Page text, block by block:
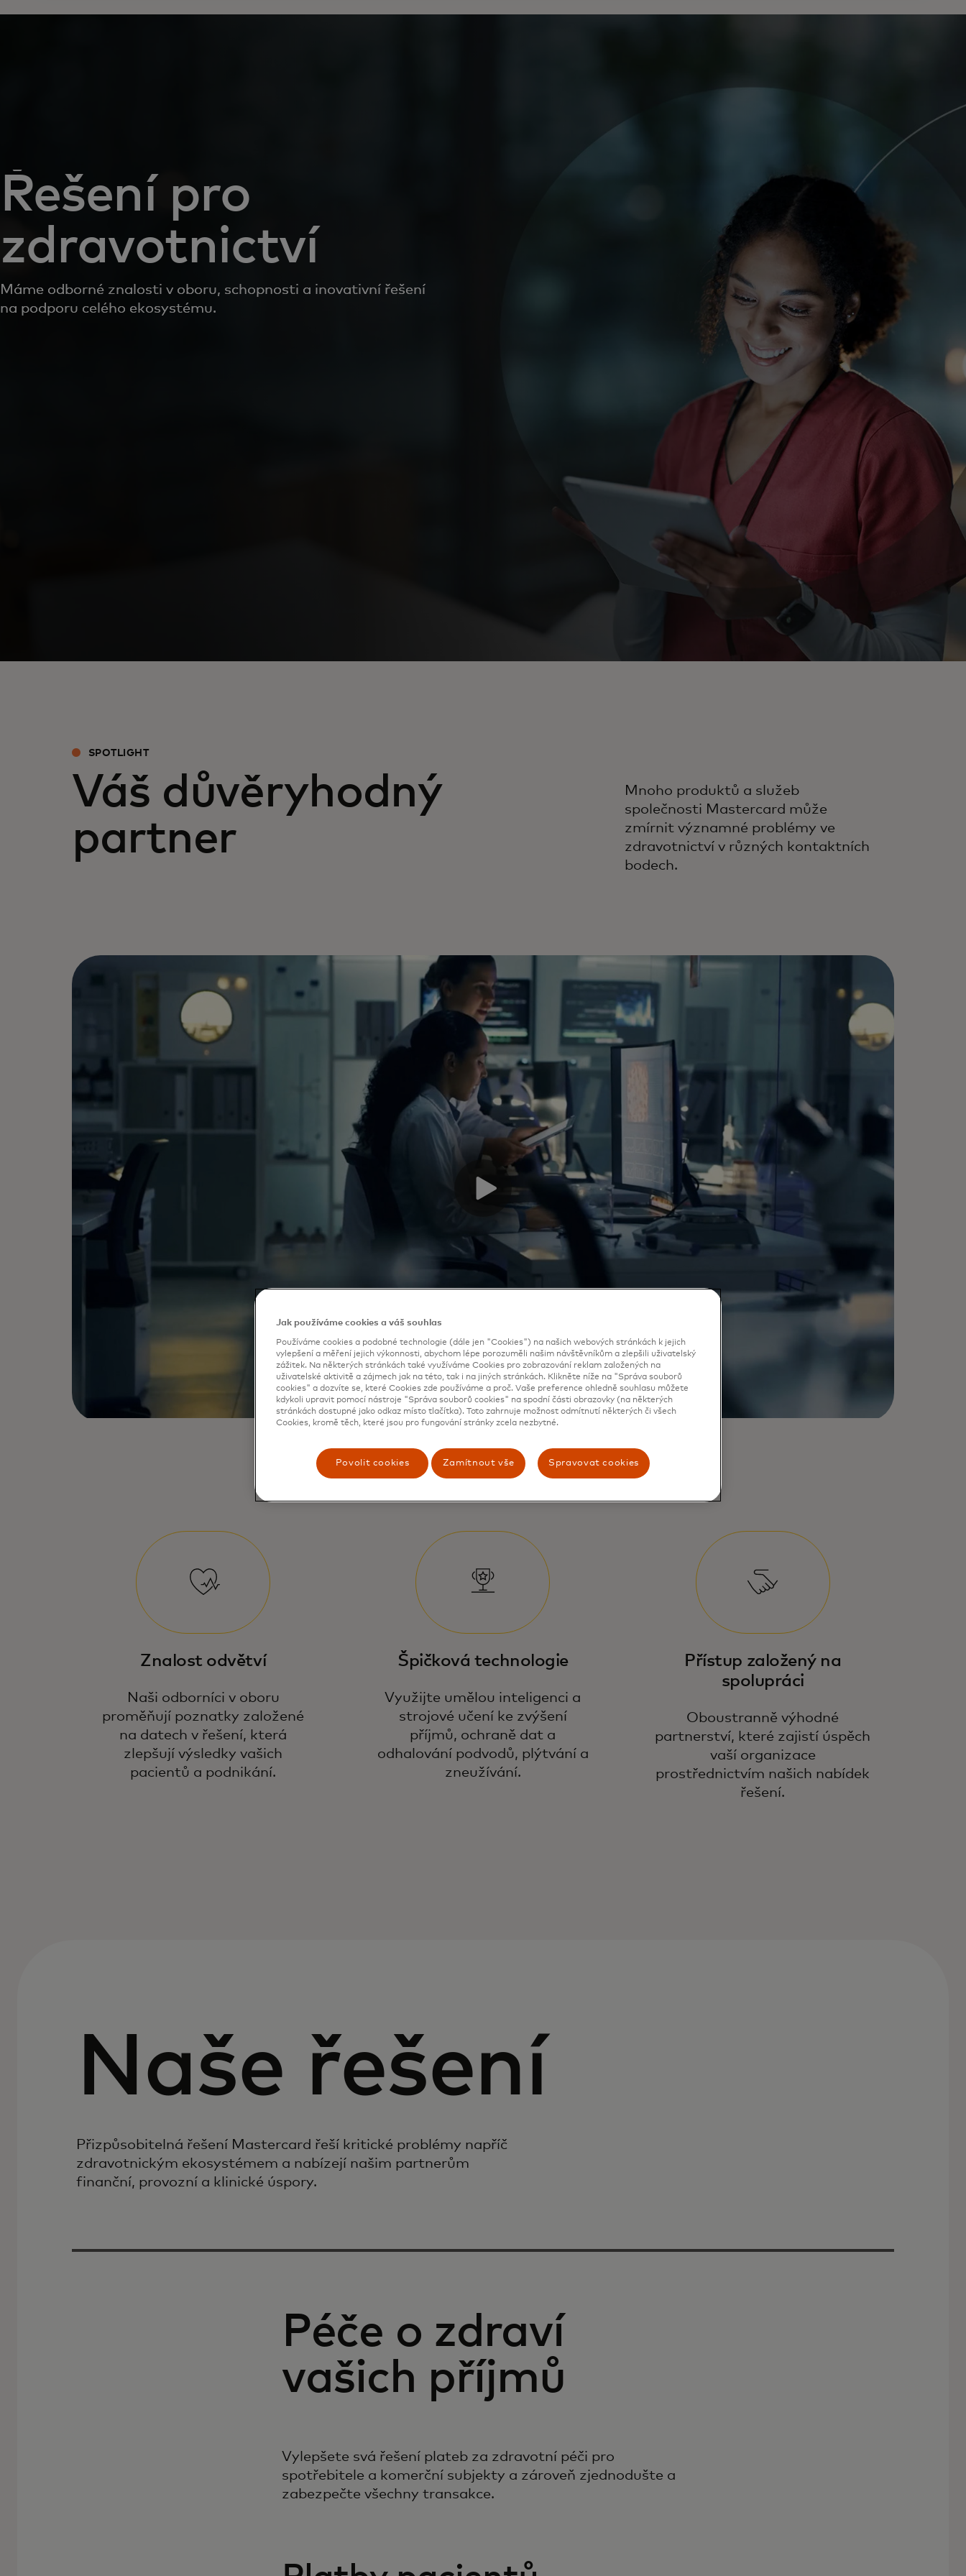
Řešení pro
zdravotnictví
Máme odborné znalosti v oboru, schopnosti a inovativní řešení
na podporu celého ekosystému.
SPOTLIGHT
Váš důvěryhodný
partner
Mnoho produktů a služeb
společnosti Mastercard může
zmírnit významné problémy ve
zdravotnictví v různých kontaktních
bodech.
Znalost odvětví
Naši odborníci v oboru
proměňují poznatky založené
na datech v řešení, která
zlepšují výsledky vašich
pacientů a podnikání.
Špičková technologie
Využijte umělou inteligenci a
strojové učení ke zvýšení
příjmů, ochraně dat a
odhalování podvodů, plýtvání a
zneužívání.
Přístup založený na
spolupráci
Oboustranně výhodné
partnerství, které zajistí úspěch
vaší organizace
prostřednictvím našich nabídek
řešení.
Naše řešení
Přizpůsobitelná řešení Mastercard řeší kritické problémy napříč
zdravotnickým ekosystémem a nabízejí našim partnerům
finanční, provozní a klinické úspory.
Péče o zdraví
vašich příjmů
Vylepšete svá řešení plateb za zdravotní péči pro
spotřebitele a komerční subjekty a zároveň zjednodušte a
zabezpečte všechny transakce.
Jak používáme cookies a váš souhlas
Používáme cookies a podobné technologie (dále jen "Cookies") na našich webových stránkách k jejich
vylepšení a měření jejich výkonnosti, abychom lépe porozuměli našim návštěvníkům a zlepšili uživatelský
zážitek. Na některých stránkách také využíváme Cookies pro zobrazování reklam založených na
uživatelské aktivitě a zájmech jak na této, tak i na jiných stránkách. Klikněte níže na "Správa souborů
cookies" a dozvíte se, které Cookies zde používáme a proč. Vaše preference ohledně souhlasu můžete
kdykoli upravit pomocí nástroje "Správa souborů cookies" na spodní části obrazovky (na některých
stránkách dostupné jako odkaz místo tlačítka). Toto zahrnuje možnost odmítnutí některých či všech
Cookies, kromě těch, které jsou pro fungování stránky zcela nezbytné.
Povolit cookies Zamítnout vše Spravovat cookies